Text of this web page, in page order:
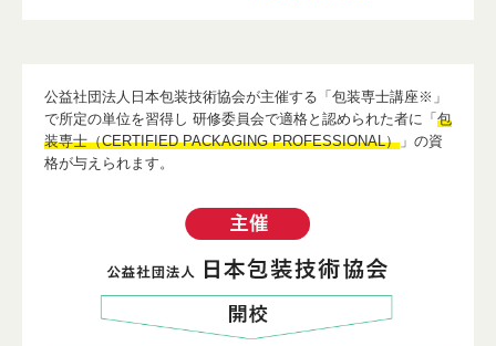
公益社団法人日本包装技術協会が主催する「包装専士講座※」
で所定の単位を習得し 研修委員会で適格と認められた者に「 包
装専士（CERTIFIED PACKAGING PROFESSIONAL） 」の資
格が与えられます。